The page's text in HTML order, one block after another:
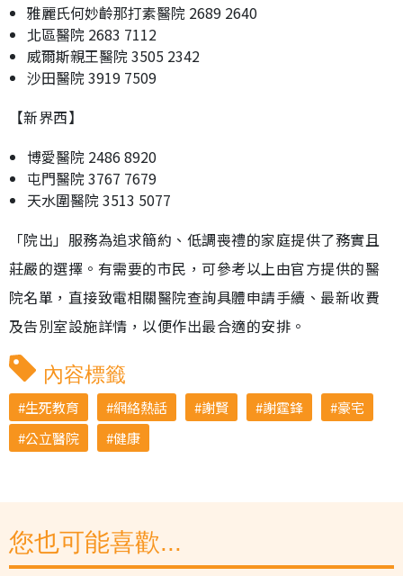
雅麗氏何妙齡那打素醫院 2689 2640
北區醫院 2683 7112
威爾斯親王醫院 3505 2342
沙田醫院 3919 7509
【新界西】
博愛醫院 2486 8920
屯門醫院 3767 7679
天水圍醫院 3513 5077
「院出」服務為追求簡約、低調喪禮的家庭提供了務實且
莊嚴的選擇。有需要的市民，可參考以上由官方提供的醫
院名單，直接致電相關醫院查詢具體申請手續、最新收費
及告別室設施詳情，以便作出最合適的安排。
內容標籤
生死教育 網絡熱話 謝賢 謝霆鋒
豪宅
公立醫院
健康
您也可能喜歡...